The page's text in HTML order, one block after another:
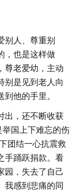
别人、尊重别
，也是这样做
尊老爱幼，主动
别是见到老人向
他的手里。
出，还不断收获
国上下难忘的伤
团结一心抗震救
手踊跃捐款。看
园，失去了自己
我感到悲痛的同